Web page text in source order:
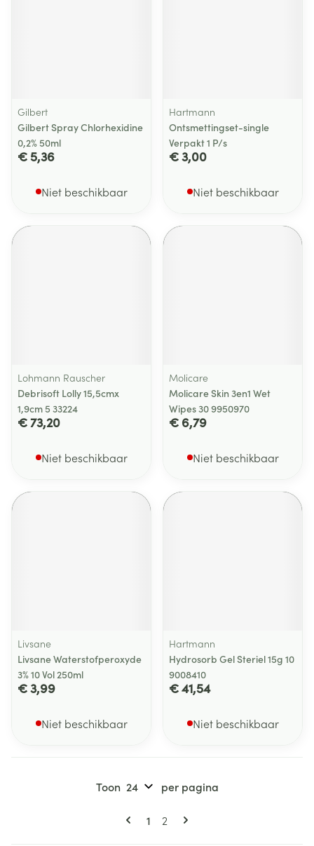
Gilbert
Gilbert Spray Chlorhexidine
0,2% 50ml
€ 5,36
Niet beschikbaar
Hartmann
Ontsmettingset-single
Verpakt 1 P/s
€ 3,00
Niet beschikbaar
Lohmann Rauscher
Debrisoft Lolly 15,5cmx
1,9cm 5 33224
€ 73,20
Niet beschikbaar
Molicare
Molicare Skin 3en1 Wet
Wipes 30 9950970
€ 6,79
Niet beschikbaar
Livsane
Livsane Waterstofperoxyde
3% 10 Vol 250ml
€ 3,99
Niet beschikbaar
Hartmann
Hydrosorb Gel Steriel 15g 10
9008410
€ 41,54
Niet beschikbaar
Pagina's
U lees momenteel pagina
1 Pagina
2
Toon per pagina